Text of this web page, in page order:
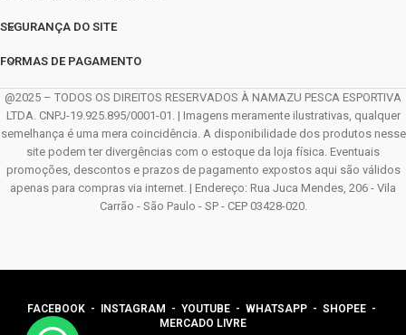
SEGURANÇA DO SITE
FORMAS DE PAGAMENTO
@2025 – TODOS OS DIREITOS RESERVADOS À NAMAZU PESCA ESPORTIVA
LTDA. CNPJ-19.925.895/0001-01. | Imagens meramente ilustrativas, qualquer
semelhança é uma mera coincidência. A disponibilidade dos produtos nesse
site podem ter divergências com o estoque da loja física. Eventuais
promoções, descontos e prazos de pagamento expostos aqui são válidos
apenas para compras via internet. | Endereço: Rua Juca Mendes, 206 - Vila
Carrão - São Paulo - SP - CEP 03428-020.
FACEBOOK - INSTAGRAM - YOUTUBE - WHATSAPP - SHOPEE -
MERCADO LIVRE